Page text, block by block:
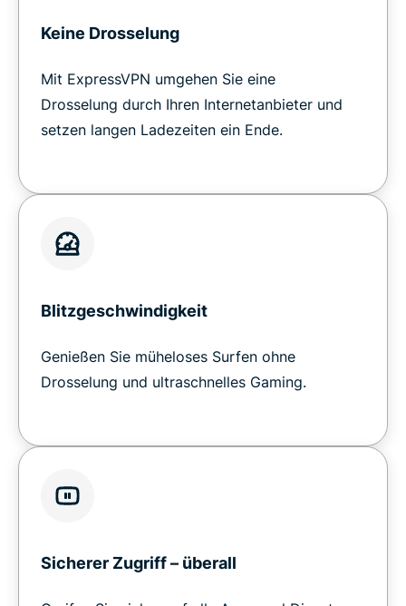
Keine Drosselung
Mit ExpressVPN umgehen Sie eine
Drosselung durch Ihren Internetanbieter und
setzen langen Ladezeiten ein Ende.
Blitzgeschwindigkeit
Genießen Sie müheloses Surfen ohne
Drosselung und ultraschnelles Gaming.
Sicherer Zugriff – überall